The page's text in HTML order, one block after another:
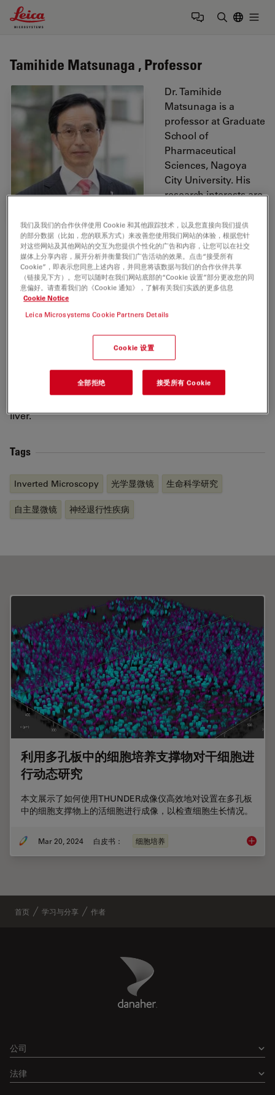
Leica Microsystems Logo
Tamihide Matsunaga , Professor
Dr. Tamihide
Matsunaga is a
professor at Graduate
School of
Pharmaceutical
Sciences, Nagoya
City University. His
research interests are
pluripotent stem cells
and development of microphysiological system. He
developed a method to differentiate human iPS cells
into hepatocytes, intestinal cells (intestinal epithelial
cells and intestinal organoids), and brain microvascular
endothelial cells. These cells are expected to use for
pharmacokinetic and/or toxicological studies as models
particular, human iPS cell-derived intestinal epithelial
cells were commercially available and used by
pharmaceutical and food companies. Recently, he has
been developing a microphysiological system, which is
liver.
Tags
Inverted Microscopy 光学显微镜 生命科学研究
自主显微镜 神经退行性疾病
利用多孔板中的细胞培养支撑物对干细胞进
行动态研究
本文展示了如何使用THUNDER成像仪高效地对设置在多孔板
中的细胞支撑物上的活细胞进行成像，以检查细胞生长情况。
Mar 20, 2024 白皮书： 细胞培养 利用多
首页 学习与分享 作者
Danaher Logo
公司
法律
我们及我们的合作伙伴使用 Cookie 和其他跟踪技术，以及您直接向我们提供
的部分数据（比如，您的联系方式）来改善您使用我们网站的体验，根据您针
对这些网站及其他网站的交互为您提供个性化的广告和内容，让您可以在社交
媒体上分享内容，展开分析并衡量我们广告活动的效果。点击“接受所有
Cookie”，即表示您同意上述内容，并同意将该数据与我们的合作伙伴共享
（链接见下方）。您可以随时在我们网站底部的“Cookie 设置”部分更改您的同
意偏好。请查看我们的《Cookie 通知》，了解有关我们实践的更多信息
Cookie Notice
Leica Microsystems Cookie Partners Details
Cookie 设置
全部拒绝 接受所有 Cookie